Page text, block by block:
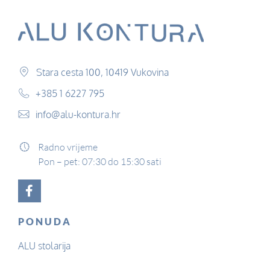
Stara cesta 100, 10419 Vukovina
+385 1 6227 795
info@alu-kontura.hr
Radno vrijeme
Pon – pet: 07:30 do 15:30 sati
PONUDA
ALU stolarija